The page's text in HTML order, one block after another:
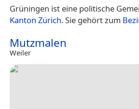
Grüningen ist eine politische
Kanton Zürich. Sie gehört zum
Mutzmalen
Weiler